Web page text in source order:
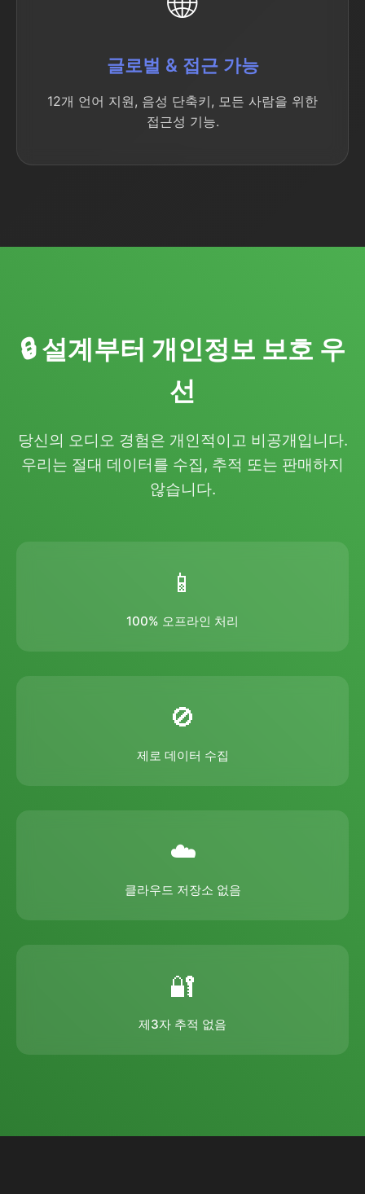
글로벌 & 접근 가능
12개 언어 지원, 음성 단축키, 모든 사람을 위한
접근성 기능.
🔒 설계부터 개인정보 보호 우
선
당신의 오디오 경험은 개인적이고 비공개입니다.
우리는 절대 데이터를 수집, 추적 또는 판매하지
않습니다.
📱
100% 오프라인 처리
🚫
제로 데이터 수집
☁️
클라우드 저장소 없음
🔐
제3자 추적 없음